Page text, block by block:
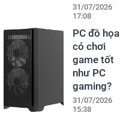
31/07/2026
17:08
PC đồ họa
có chơi
game tốt
như PC
gaming?
31/07/2026
15:38